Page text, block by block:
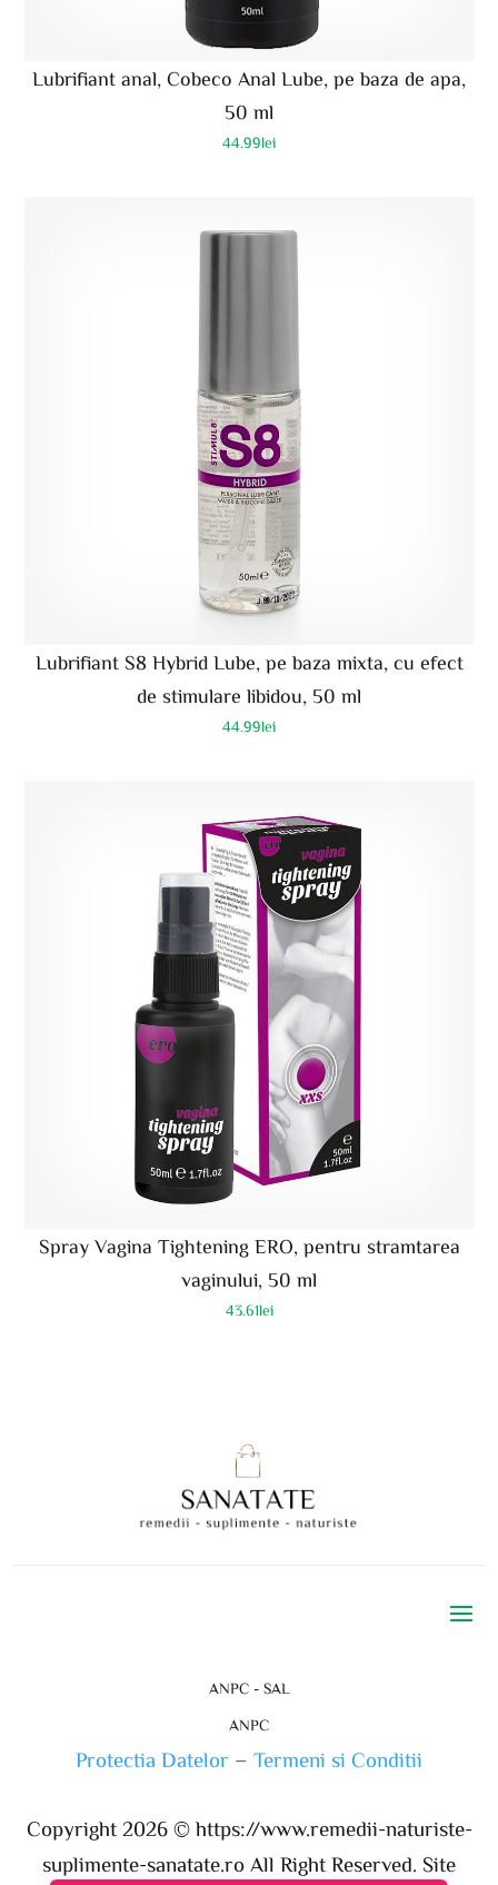
Lubrifiant anal, Cobeco Anal Lube, pe baza de apa,
50 ml
44.99lei
Lubrifiant S8 Hybrid Lube, pe baza mixta, cu efect
de stimulare libidou, 50 ml
44.99lei
Spray Vagina Tightening ERO, pentru stramtarea
vaginului, 50 ml
43.61lei
ANPC - SAL
ANPC
Protectia Datelor – Termeni si Conditii
Copyright 2026 ©https://www.remedii-naturiste-
suplimente-sanatate.ro All Right Reserved. Site